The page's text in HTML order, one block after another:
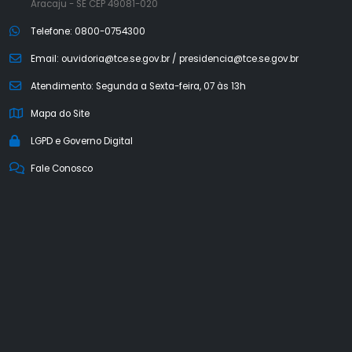
Aracaju - SE CEP 49081-020
Telefone: 0800-0754300
Email: ouvidoria@tce.se.gov.br / presidencia@tce.se.gov.br
Atendimento: Segunda a Sexta-feira, 07 às 13h
Mapa do Site
LGPD e Governo Digital
Fale Conosco